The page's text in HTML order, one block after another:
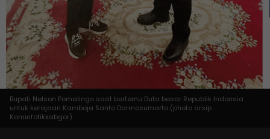
Bupati Nelson Pomalingo saat bertemu Duta besar Republik Indonsia
untuk kerajaan Kamboja Santo Darmosumarto (photo arsip
Kominfotikkabgor)